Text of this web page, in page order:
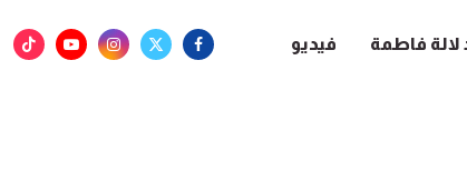
لالة فاطمة فيديو